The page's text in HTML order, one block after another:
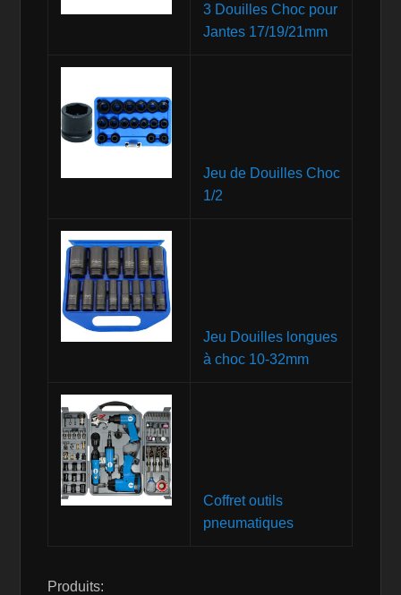
3 Douilles Choc pour
Jantes 17/19/21mm
Jeu de Douilles Choc
1/2
Jeu Douilles longues
à choc 10-32mm
Coffret outils
pneumatiques
Produits: